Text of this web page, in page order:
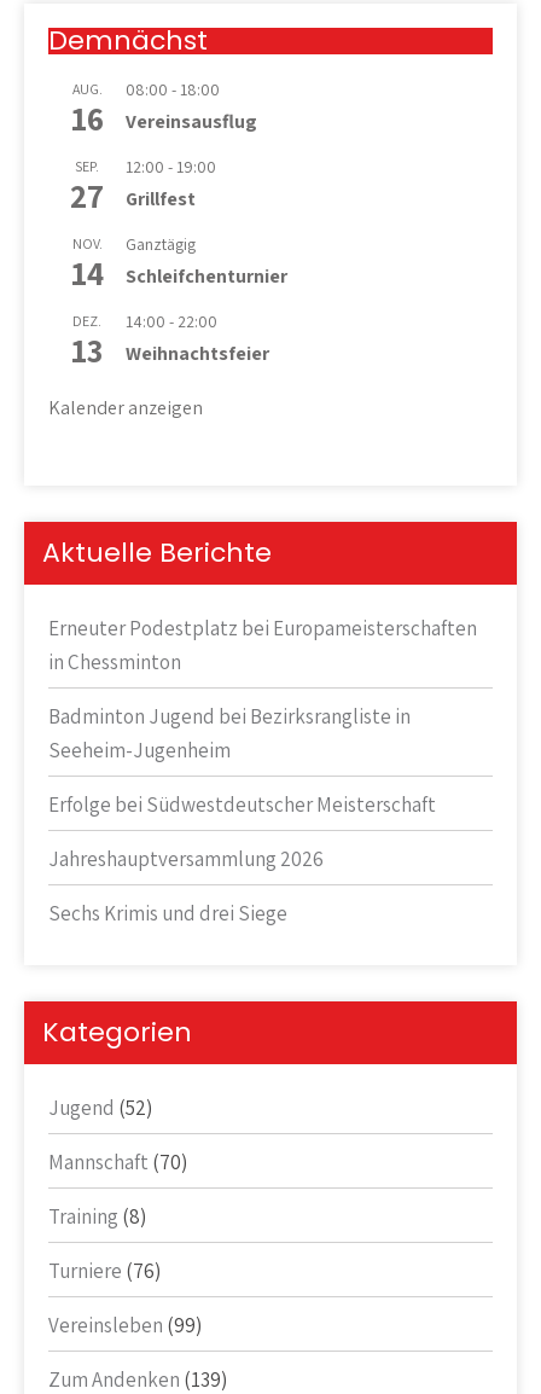
Demnächst
AUG.
16
08:00 - 18:00
Vereinsausflug
SEP.
27
12:00 - 19:00
Grillfest
NOV.
14
Ganztägig
Schleifchenturnier
DEZ.
13
14:00 - 22:00
Weihnachtsfeier
Kalender anzeigen
Aktuelle Berichte
Erneuter Podestplatz bei Europameisterschaften
in Chessminton
Badminton Jugend bei Bezirksrangliste in
Seeheim-Jugenheim
Erfolge bei Südwestdeutscher Meisterschaft
Jahreshauptversammlung 2026
Sechs Krimis und drei Siege
Kategorien
Jugend (52)
Mannschaft (70)
Training (8)
Turniere (76)
Vereinsleben (99)
Zum Andenken (139)